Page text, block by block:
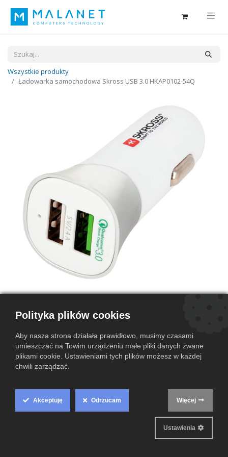
Wszystkie produkty
Ładowarka samochodowa Skross USB 3.0 HKAP0102-54Q
Ładowarka samochodowa Skross
(0 przegląd)
Jest to wygodny i szybki sposób ładowania smartfonów i innych
urządzeń w drodze.
Ten produkt nie jest już dostępny.
Cookie
Polityka plików cookies
Aby nasza strona działała prawidłowo, musimy czasami
umieszczać na Towim urządzeniu małe pliki danych zwane
plikami cookie. Ustawieniami tych plików możesz w każdej
chwili zarządzać.
Akceptuję Odrzucam Więcej
Ustawienia